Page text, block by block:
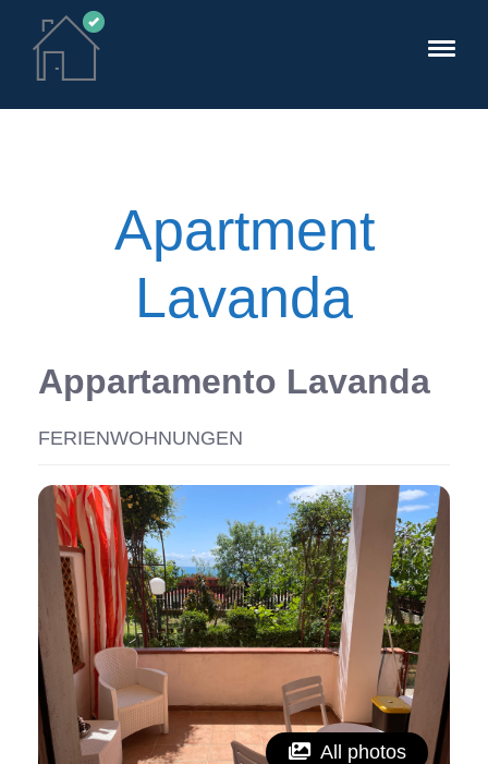
Apartment
Lavanda
Appartamento Lavanda
FERIENWOHNUNGEN
All photos